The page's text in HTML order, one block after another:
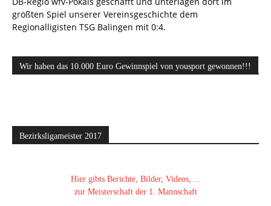
größten Spiel unserer Vereinsgeschichte dem
Regionalligisten TSG Balingen mit 0:4.
Wir haben das 10.000 Euro Gewinnspiel von yousport gewonnen!!!
Bezirksligameister 2017
Hier gibts Berichte, Bilder, Videos, ...
zur Meisterschaft der 1. Mannschaft